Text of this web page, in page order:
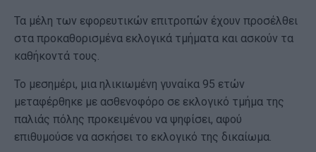
Τα μέλη των εφορευτικών επιτροπών έχουν προσέλθει
στα προκαθορισμένα εκλογικά τμήματα και ασκούν τα
καθήκοντά τους.
Το μεσημέρι, μια ηλικιωμένη γυναίκα 95 ετών
μεταφέρθηκε με ασθενοφόρο σε εκλογικό τμήμα της
παλιάς πόλης προκειμένου να ψηφίσει, αφού
επιθυμούσε να ασκήσει το εκλογικό της δικαίωμα.